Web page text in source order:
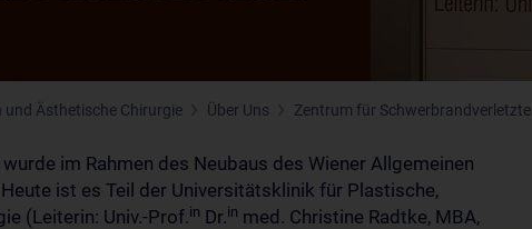
Ästhetische Chirurgie Über Uns Zentrum für Schwerbrandverletzte
im Rahmen des Neubaus des Wiener Allgemeinen
ist es Teil der Universitätsklinik für Plastische,
(Leiterin: Univ.-Prof.in Dr.in med. Christine Radtke, MBA,